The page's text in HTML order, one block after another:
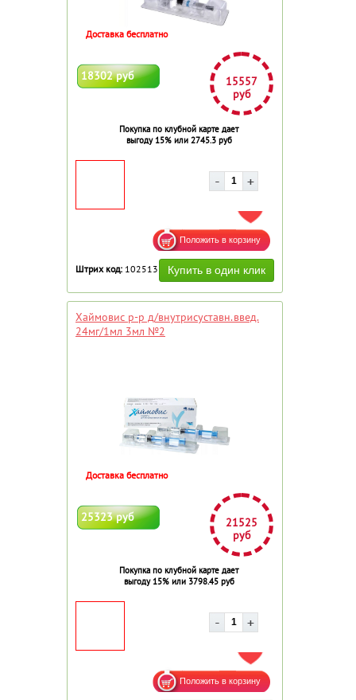
18302 руб
15557
руб
Покупка по клубной карте дает
выгоду 15% или 2745.3 руб
Доставка бесплатно
ДОБАВИТЬ В ИЗБРАННОЕ
Штрих код: 102513
Хаймовис р-р д/внутрисуставн.введ.
24мг/1мл 3мл №2
25323 руб
21525
руб
Покупка по клубной карте дает
выгоду 15% или 3798.45 руб
Доставка бесплатно
ДОБАВИТЬ В ИЗБРАННОЕ